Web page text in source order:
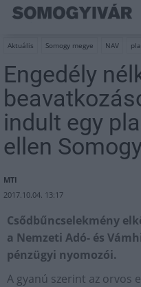
Aktuális Somogy megye NAV
Engedély
indult egy
ellen
MTI
2017.10.04. 13:17
Csődbűncselekmény
a Nemzeti Adó- és
pénzügyi nyomozói.
A gyanú szerint az orvos